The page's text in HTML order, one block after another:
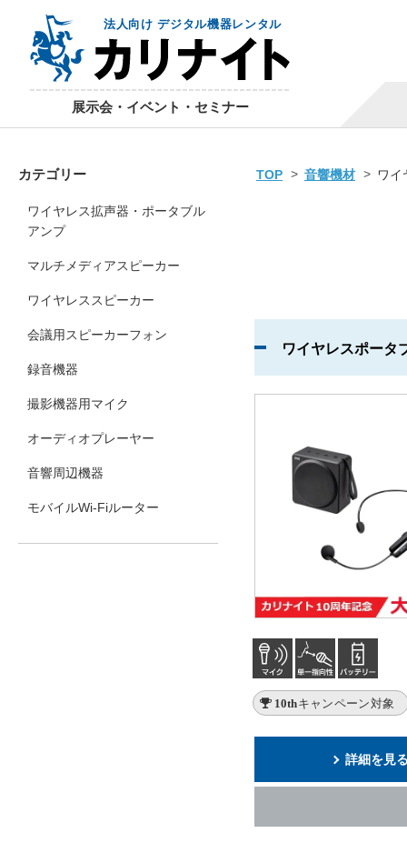
法人向け デジタル機器レンタル
展示会・イベント・セミナー
カテゴリー
ワイヤレス拡声器・ポータブル
アンプ
マルチメディアスピーカー
ワイヤレススピーカー
会議用スピーカーフォン
録音機器
撮影機器用マイク
オーディオプレーヤー
音響周辺機器
モバイルWi-Fiルーター
TOP 音響機材 ワイ
ワイヤレスポータ
10thキャンペーン対象
詳細を見